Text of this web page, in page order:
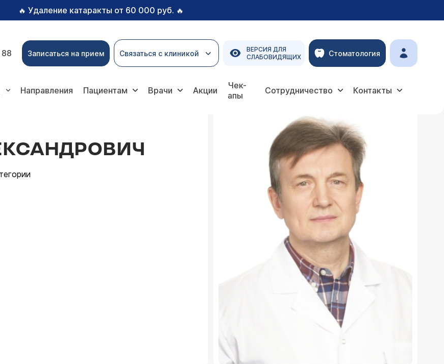
🔥 Удаление катаракты от 60 000 руб. 🔥
Записаться на прием Связаться с клиникой
ВЕРСИЯ ДЛЯ
СЛАБОВИДЯЩИХ
Стоматология
Направления Пациентам Врачи Акции
Чек-
апы
Сотрудничество Контакты